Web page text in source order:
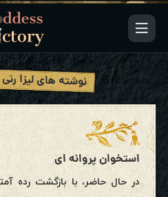
نوشته های لیزا
استخوان پروانه ای
در حال حاضر، با بازگشت رده